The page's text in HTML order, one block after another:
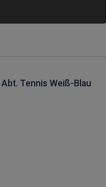
Tennis Weiß-Blau